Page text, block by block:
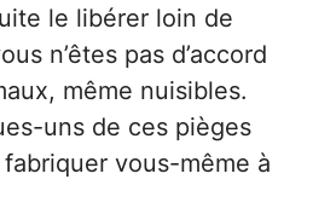
le libérer loin de
n’êtes pas d’accord
même nuisibles.
uns de ces pièges
vous-même à